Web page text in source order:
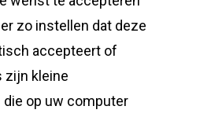
zo instellen dat deze
accepteert of
zijn kleine
op uw computer